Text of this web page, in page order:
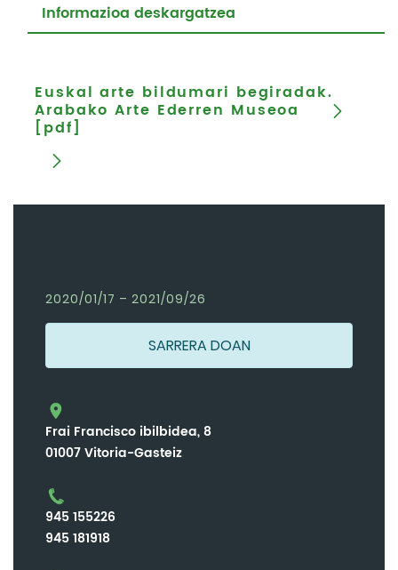
Informazioa deskargatzea
Euskal arte bildumari begiradak.
Arabako Arte Ederren Museoa
[pdf]
2020/01/17 – 2021/09/26
SARRERA DOAN
Frai Francisco ibilbidea, 8
01007 Vitoria-Gasteiz
945 155226
945 181918